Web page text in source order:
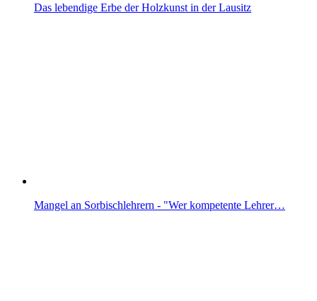
Das lebendige Erbe der Holzkunst in der Lausitz
Mangel an Sorbischlehrern - "Wer kompetente Lehrer…